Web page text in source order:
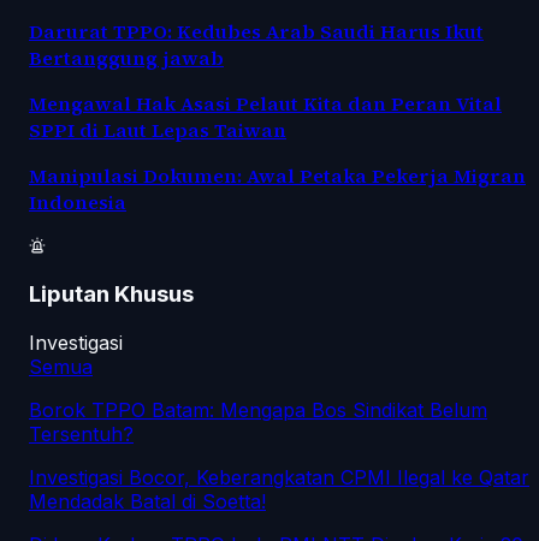
Darurat TPPO: Kedubes Arab Saudi Harus Ikut
Bertanggung jawab
Mengawal Hak Asasi Pelaut Kita dan Peran Vital
SPPI di Laut Lepas Taiwan
Manipulasi Dokumen: Awal Petaka Pekerja Migran
Indonesia
Liputan Khusus
Investigasi
Semua
Borok TPPO Batam: Mengapa Bos Sindikat Belum
Tersentuh?
Investigasi Bocor, Keberangkatan CPMI Ilegal ke Qatar
Mendadak Batal di Soetta!